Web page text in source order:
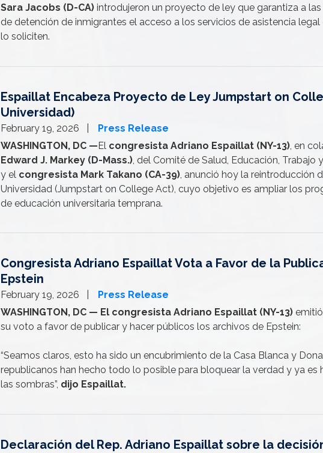
Sara Jacobs (D-CA) introdujeron un proyecto de ley que garantiza a
de detención de inmigrantes el acceso a los servicios de asistencia
lo soliciten.
Espaillat Encabeza Proyecto de Ley Jumpstart on
Universidad)
February 19, 2026
Press Release
WASHINGTON, DC —El congresista Adriano Espaillat (NY-13) , en
Edward J. Markey (D-Mass.) , del Comité de Salud, Educación, Trabajo
y el congresista Mark Takano (CA-39) , anunció hoy la reintroducción
Universidad (Jumpstart on College Act), cuyo objetivo es ampliar los
de educación universitaria temprana.
Congresista Adriano Espaillat Vota a Favor de la
Epstein
February 19, 2026
Press Release
WASHINGTON, DC — El congresista Adriano Espaillat (NY-13)
su voto a favor de publicar y hacer públicos los archivos de Epstein:
“Seamos claros, esto ha sido un encubrimiento de la Casa Blanca y
republicanos han hecho todo lo posible para bloquear la verdad y ya es
las sombras”, dijo Espaillat.
Declaración del Rep. Adriano Espaillat sobre la